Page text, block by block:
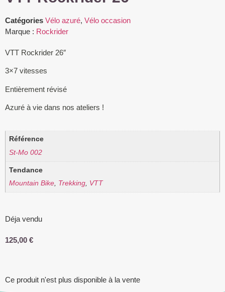
Catégories Vélo azuré, Vélo occasion
Marque : Rockrider
VTT Rockrider 26″
3×7 vitesses
Entièrement révisé
Azuré à vie dans nos ateliers !
Référence
St-Mo 002
Tendance
Mountain Bike, Trekking, VTT
Déja vendu
125,00 €
Ce produit n'est plus disponible à la vente